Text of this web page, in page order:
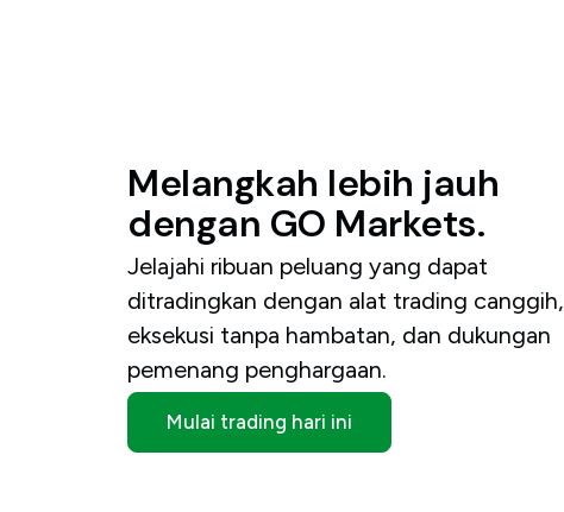
Melangkah lebih jauh
dengan GO Markets.
Jelajahi ribuan peluang yang dapat
ditradingkan dengan alat trading canggih,
eksekusi tanpa hambatan, dan dukungan
pemenang penghargaan.
Mulai trading hari ini